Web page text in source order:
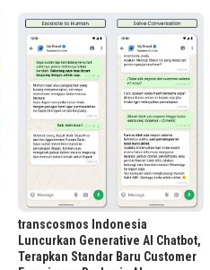
transcosmos Indonesia
Luncurkan Generative AI Chatbot,
Terapkan Standar Baru Customer